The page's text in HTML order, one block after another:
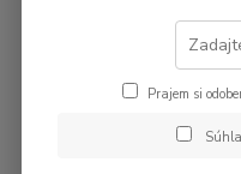
Prajem si